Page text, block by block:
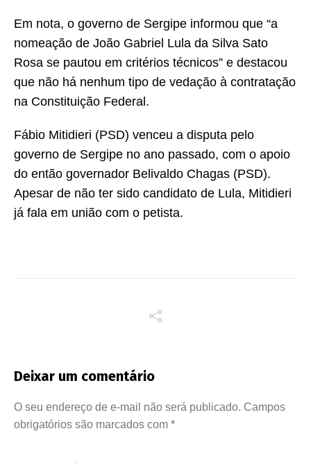
Em nota, o governo de Sergipe informou que “a
nomeação de João Gabriel Lula da Silva Sato
Rosa se pautou em critérios técnicos” e destacou
que não há nenhum tipo de vedação à contratação
na Constituição Federal.
Fábio Mitidieri (PSD) venceu a disputa pelo
governo de Sergipe no ano passado, com o apoio
do então governador Belivaldo Chagas (PSD).
Apesar de não ter sido candidato de Lula, Mitidieri
já fala em união com o petista.
Deixar um comentário
O seu endereço de e-mail não será publicado. Campos
obrigatórios são marcados com *